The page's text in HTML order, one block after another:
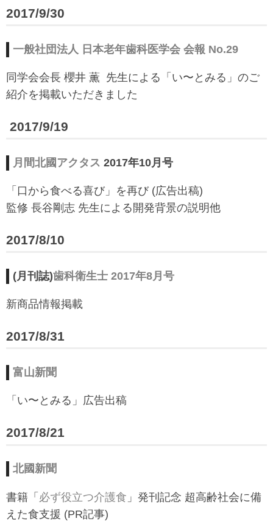
お問い合わせ
2017/9/30
一般社団法人 日本老年歯科医学会 会報 No.29
同学会会長 櫻井 薫 先生による「い〜とみる」のご
紹介を掲載いただきました
2017/9/19
月間北國アクタス 2017年10月号
「口から食べる喜び」を再び (広告出稿)
監修 長谷剛志 先生による開発背景の説明他
2017/8/10
(月刊誌)歯科衛生士 2017年8月号
新商品情報掲載
2017/8/31
富山新聞
「い〜とみる」広告出稿
2017/8/21
北國新聞
書籍「 必ず役立つ介護食 」発刊記念 超高齢社会に備
えた食支援 (PR記事)